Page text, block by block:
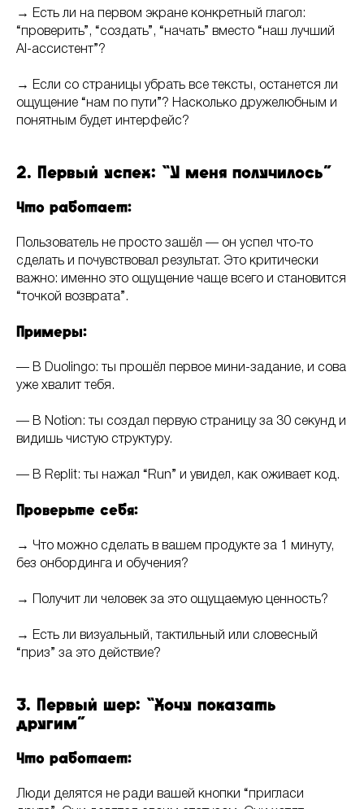
→ Есть ли на первом экране конкретный глагол:
“проверить”, “создать”, “начать” вместо “наш лучший
AI-ассистент”?
→ Если со страницы убрать все тексты, останется ли
ощущение “нам по пути”? Насколько дружелюбным и
понятным будет интерфейс?
2. Первый успех: “У меня получилось”
Что работает:
Пользователь не просто зашёл — он успел что-то
сделать и почувствовал результат. Это критически
важно: именно это ощущение чаще всего и становится
“точкой возврата”.
Примеры:
— В Duolingo: ты прошёл первое мини-задание, и сова
уже хвалит тебя.
— В Notion: ты создал первую страницу за 30 секунд и
видишь чистую структуру.
— В Replit: ты нажал “Run” и увидел, как оживает код.
Проверьте себя:
→ Что можно сделать в вашем продукте за 1 минуту,
без онбординга и обучения?
→ Получит ли человек за это ощущаемую ценность?
→ Есть ли визуальный, тактильный или словесный
“приз” за это действие?
3. Первый шер: “Хочу показать
другим”
Что работает:
Люди делятся не ради вашей кнопки “пригласи